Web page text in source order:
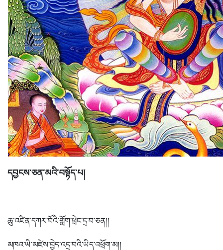
དབྱངས་ཅན་མའི་བསྟོད་པ།
ཆུ་འཛིན་དཀར་བོའི་གློག་ཕྲེང་དྲ་བ་ཅན།།
མཁའ་ཡི་མཛེས་བྱེད་འདྲ་བའི་ཡིད་འཕྲོག་མ།།